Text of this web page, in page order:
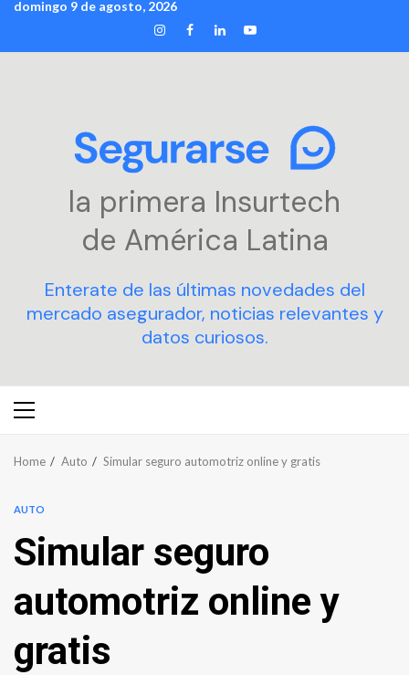
Skip
content
domingo 9 de agosto, 2026
INSTAGRAM
FACEBOOK
LINKEDIN
YOUTUBE
la primera Insurtech
de América Latina
Enterate de las últimas novedades del
mercado asegurador, noticias relevantes y
datos curiosos.
Primary
Home Auto Simular seguro automotriz online y gratis
AUTO
Simular seguro
automotriz online y
gratis